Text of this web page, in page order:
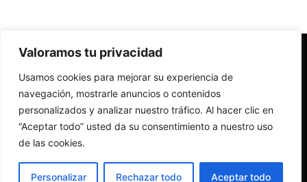
Valoramos tu privacidad
Usamos cookies para mejorar su experiencia de
navegación, mostrarle anuncios o contenidos
personalizados y analizar nuestro tráfico. Al hacer clic en
“Aceptar todo” usted da su consentimiento a nuestro uso
de las cookies.
Personalizar Rechazar todo Aceptar todo
Redes Cristianas
Una mirada alternativa sobre la Iglesia católica y la sociedad
- Colectivos de Redes Cristianas